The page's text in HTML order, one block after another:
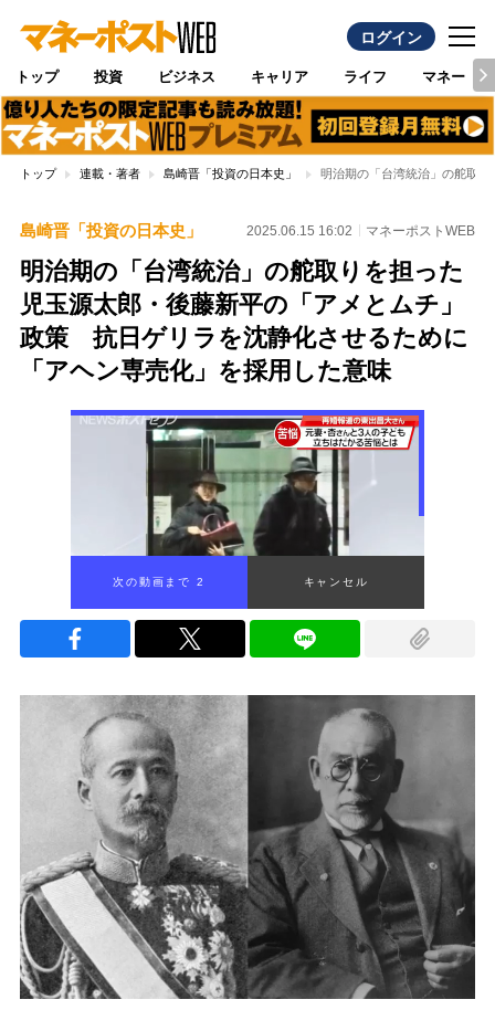
ログイン
トップ 投資 ビジネス キャリア ライフ マネー
トップ 連載・著者 島崎晋「投資の日本史」 明治期の「台湾統治」の舵取
島崎晋「投資の日本史」 2025.06.15 16:02 マネーポストWEB
明治期の「台湾統治」の舵取りを担った
児玉源太郎・後藤新平の「アメとムチ」
政策 抗日ゲリラを沈静化させるために
「アヘン専売化」を採用した意味
次の動画まで 1 キャンセル